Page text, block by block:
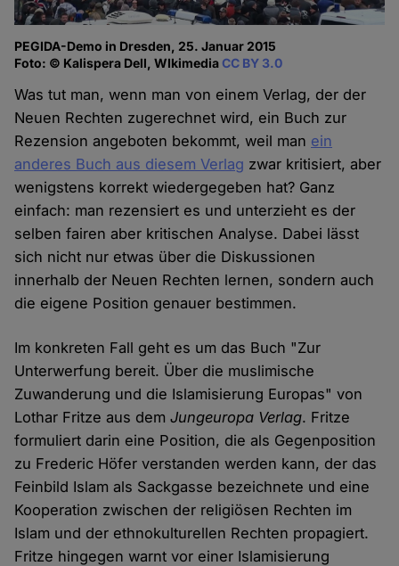
PEGIDA-Demo in Dresden, 25. Januar 2015
Foto: © Kalispera Dell, WIkimediaCC BY 3.0
Was tut man, wenn man von einem Verlag, der der
Neuen Rechten zugerechnet wird, ein Buch zur
Rezension angeboten bekommt, weil man ein
anderes Buch aus diesem Verlag zwar kritisiert, aber
wenigstens korrekt wiedergegeben hat? Ganz
einfach: man rezensiert es und unterzieht es der
selben fairen aber kritischen Analyse. Dabei lässt
sich nicht nur etwas über die Diskussionen
innerhalb der Neuen Rechten lernen, sondern auch
die eigene Position genauer bestimmen.
Im konkreten Fall geht es um das Buch "Zur
Unterwerfung bereit. Über die muslimische
Zuwanderung und die Islamisierung Europas" von
Lothar Fritze aus demJungeuropa Verlag. Fritze
formuliert darin eine Position, die als Gegenposition
zu Frederic Höfer verstanden werden kann, der das
Feinbild Islam als Sackgasse bezeichnete und eine
Kooperation zwischen der religiösen Rechten im
Islam und der ethnokulturellen Rechten propagiert.
Fritze hingegen warnt vor einer Islamisierung